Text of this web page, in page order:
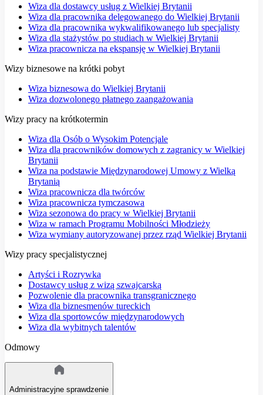
Wiza dla dostawcy usług z Wielkiej Brytanii
Wiza dla pracownika delegowanego do Wielkiej Brytanii
Wiza dla pracownika wykwalifikowanego lub specjalisty
Wiza dla stażystów po studiach w Wielkiej Brytanii
Wiza pracownicza na ekspansję w Wielkiej Brytanii
Wizy biznesowe na krótki pobyt
Wiza biznesowa do Wielkiej Brytanii
Wiza dozwolonego płatnego zaangażowania
Wizy pracy na krótkotermin
Wiza dla Osób o Wysokim Potencjale
Wiza dla pracowników domowych z zagranicy w Wielkiej
Brytanii
Wiza na podstawie Międzynarodowej Umowy z Wielką
Brytanią
Wiza pracownicza dla twórców
Wiza pracownicza tymczasowa
Wiza sezonowa do pracy w Wielkiej Brytanii
Wiza w ramach Programu Mobilności Młodzieży
Wiza wymiany autoryzowanej przez rząd Wielkiej Brytanii
Wizy pracy specjalistycznej
Artyści i Rozrywka
Dostawcy usług z wizą szwajcarską
Pozwolenie dla pracownika transgranicznego
Wiza dla biznesmenów tureckich
Wiza dla sportowców międzynarodowych
Wiza dla wybitnych talentów
Odmowy
Administracyjne sprawdzenie